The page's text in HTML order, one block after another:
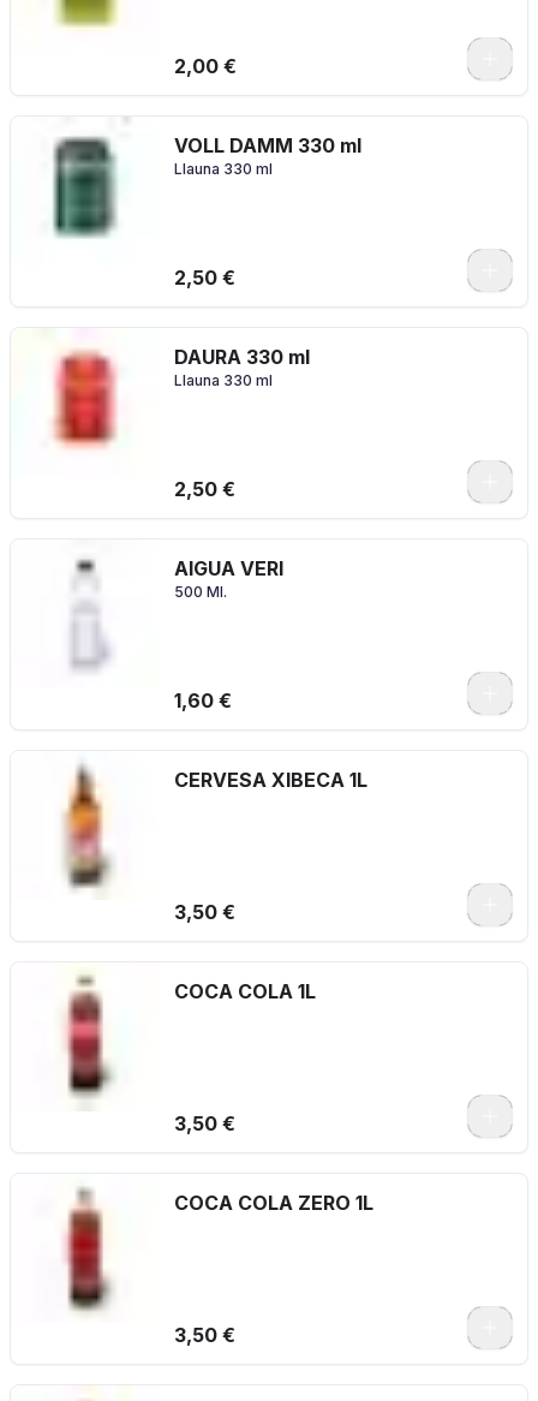
2,00 €
VOLL DAMM 330 ml
Llauna 330 ml
2,50 €
DAURA 330 ml
Llauna 330 ml
2,50 €
AIGUA VERI
500 Ml.
1,60 €
CERVESA XIBECA 1L
3,50 €
COCA COLA 1L
3,50 €
COCA COLA ZERO 1L
3,50 €